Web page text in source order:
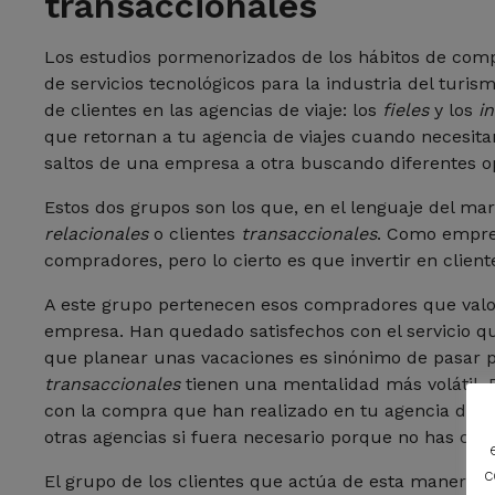
Los estudios pormenorizados de los hábitos de
de servicios tecnológicos para la industria del
de clientes en las agencias de viaje: los fielesy los
que retornan a tu agencia de viajes cuando
saltos de una empresa a otra buscando diferentes
Estos dos grupos son los que, en el lenguaje del
relacionaleso clientes transaccionales. Como
compradores, pero lo cierto es que invertir en
A este grupo pertenecen esos compradores que
empresa. Han quedado satisfechos con el servicio
que planear unas vacaciones es sinónimo de pasar
transaccionalestienen una mentalidad más volátil.
con la compra que han realizado en tu agencia de
otras agencias si fuera necesario porque no has
El grupo de los clientes que actúa de esta manera